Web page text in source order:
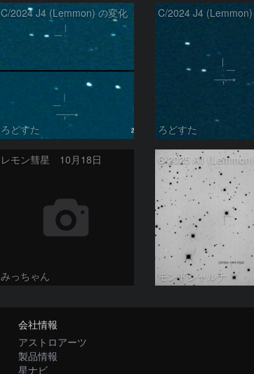
C/2024 J4 (Lemmon) の変化
ろどすた
C/2024 J4 (Lemmon)
ろどすた
レモン彗星 10月18日
みっちゃん
C/2025 A1 (Lemmon)
モンドシャルナ
会社情報
アストロアーツ
製品情報
星ナビ